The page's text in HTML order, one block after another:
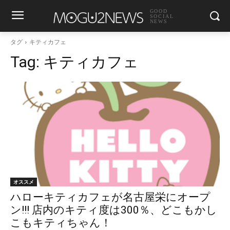
GOOD
SOCIAL
NEWS
タグ キティカフェ
Tag: キティカフェ
オススメ
ハローキティカフェが名古屋栄にオープ
ン!!! 店内のキティ度は300％、どこもかし
こもキティちゃん！